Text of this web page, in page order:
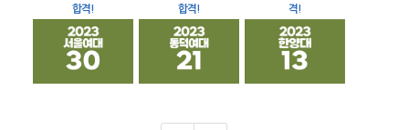
합격!
합격!
격!